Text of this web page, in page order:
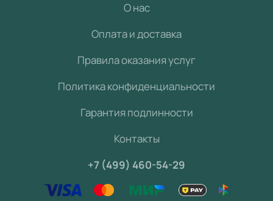
О нас
Оплата и доставка
Правила оказания услуг
Политика конфиденциальности
Гарантия подлинности
Контакты
+7 (499) 460-54-29